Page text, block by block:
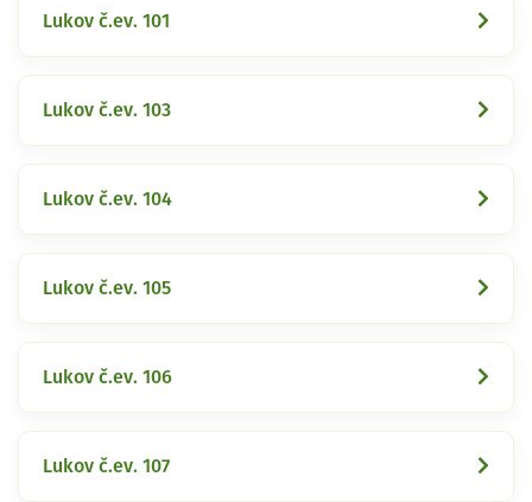
Lukov č.ev. 101
Lukov č.ev. 103
Lukov č.ev. 104
Lukov č.ev. 105
Lukov č.ev. 106
Lukov č.ev. 107